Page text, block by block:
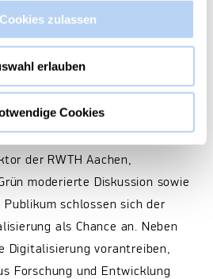
zulassen
erlauben
Cookies
zu der neben den
Andera Gadeib, Vorständin
Mittelstand e.V. (BITMi) und
F. Bayer,
der IHK Aachen und
digitalHUB Aachen sowie Prof.
der RWTH Aachen,
moderierte Diskussion sowie
schlossen sich der
als Chance an. Neben
Digitalisierung vorantreiben,
Forschung und Entwicklung